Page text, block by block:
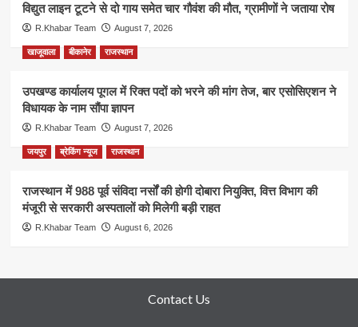
विद्युत लाइन टूटने से दो गाय समेत चार गौवंश की मौत, ग्रामीणों ने जताया रोष
R.Khabar Team August 7, 2026
खाजूवाला बीकानेर राजस्थान
उपखण्ड कार्यालय पूगल में रिक्त पदों को भरने की मांग तेज, बार एसोसिएशन ने
विधायक के नाम सौंपा ज्ञापन
R.Khabar Team August 7, 2026
जयपुर ब्रेकिंग न्यूज राजस्थान
राजस्थान में 988 पूर्व संविदा नर्सों की होगी दोबारा नियुक्ति, वित्त विभाग की
मंजूरी से सरकारी अस्पतालों को मिलेगी बड़ी राहत
R.Khabar Team August 6, 2026
Contact Us